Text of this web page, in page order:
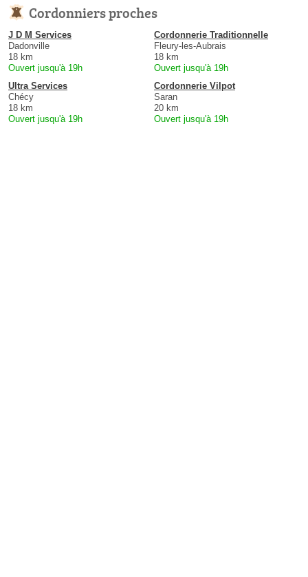
Cordonniers proches
J D M Services
Dadonville
18 km
Ouvert jusqu'à 19h
Cordonnerie Traditionnelle
Fleury-les-Aubrais
18 km
Ouvert jusqu'à 19h
Ultra Services
Chécy
18 km
Ouvert jusqu'à 19h
Cordonnerie Vilpot
Saran
20 km
Ouvert jusqu'à 19h